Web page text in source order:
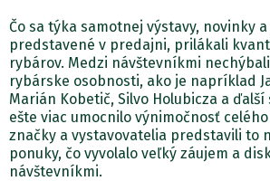
Čo sa týka samotnej výstavy, novinky
predstavené v predajni, prilákali
rybárov. Medzi návštevníkmi
rybárske osobnosti, ako je napríklad
Marián Kobetič, Silvo Holubicza a
ešte viac umocnilo výnimočnosť
značky a vystavovatelia predstavili to
ponuky, čo vyvolalo veľký záujem a
návštevníkmi.